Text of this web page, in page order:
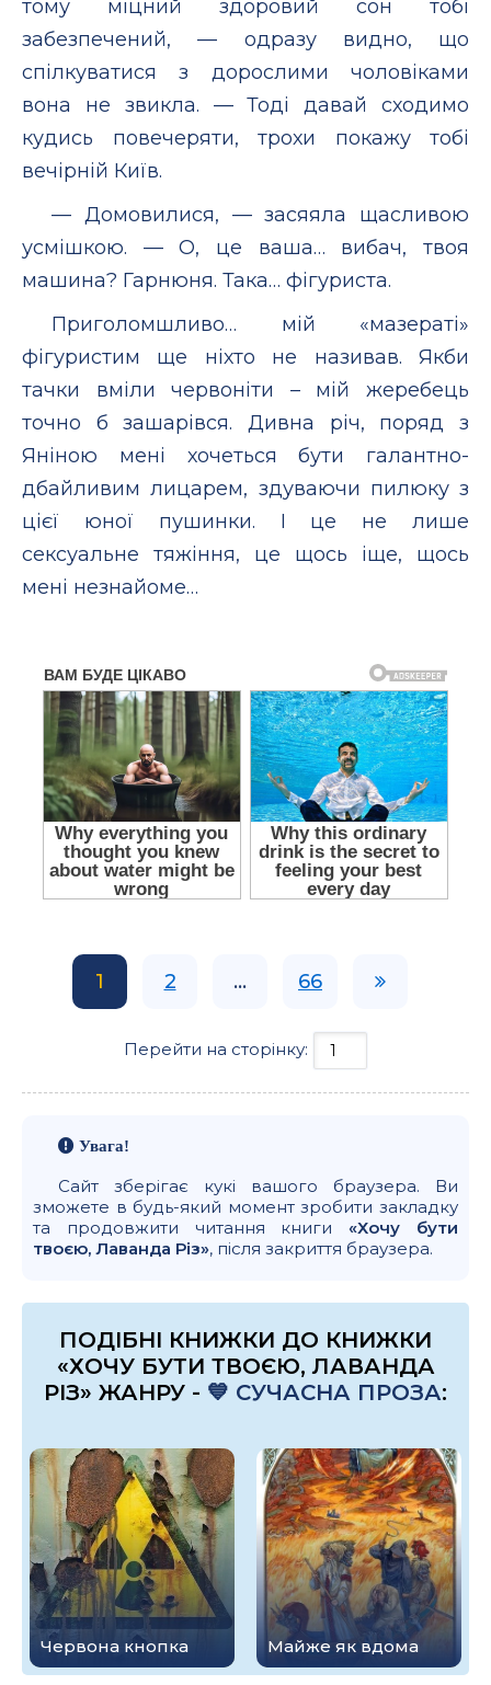
тому міцний здоровий сон тобі
забезпечений, — одразу видно, що
спілкуватися з дорослими чоловіками
вона не звикла. — Тоді давай сходимо
кудись повечеряти, трохи покажу тобі
вечірній Київ.
— Домовилися, — засяяла щасливою
усмішкою. — О, це ваша… вибач, твоя
машина? Гарнюня. Така… фігуриста.
Приголомшливо… мій «мазераті»
фігуристим ще ніхто не називав. Якби
тачки вміли червоніти – мій жеребець
точно б зашарівся. Дивна річ, поряд з
Яніною мені хочеться бути галантно-
дбайливим лицарем, здуваючи пилюку з
цієї юної пушинки. І це не лише
сексуальне тяжіння, це щось іще, щось
мені незнайоме…
1 2 ... 66
Перейти на сторінку:
Увага!
Сайт зберігає кукі вашого браузера. Ви
зможете в будь-який момент зробити закладку
та продовжити читання книги «Хочу бути
твоєю, Лаванда Різ», після закриття браузера.
ПОДІБНІ КНИЖКИ ДО КНИЖКИ
«ХОЧУ БУТИ ТВОЄЮ, ЛАВАНДА
РІЗ» ЖАНРУ - 💙 СУЧАСНА ПРОЗА:
Червона кнопка Майже як вдома